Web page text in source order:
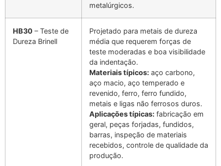
metalúrgicos.
HB30 – Teste de
Dureza Brinell
Projetado para metais de dureza
média que requerem forças de
teste moderadas e boa visibilidade
da indentação.
Materiais típicos: aço carbono,
aço macio, aço temperado e
revenido, ferro, ferro fundido,
metais e ligas não ferrosos duros.
Aplicações típicas: fabricação em
geral, peças forjadas, fundidos,
barras, inspeção de materiais
recebidos, controle de qualidade da
produção.